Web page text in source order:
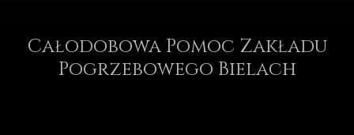
Całodobowa Pomoc Zakładu
Pogrzebowego Bielach